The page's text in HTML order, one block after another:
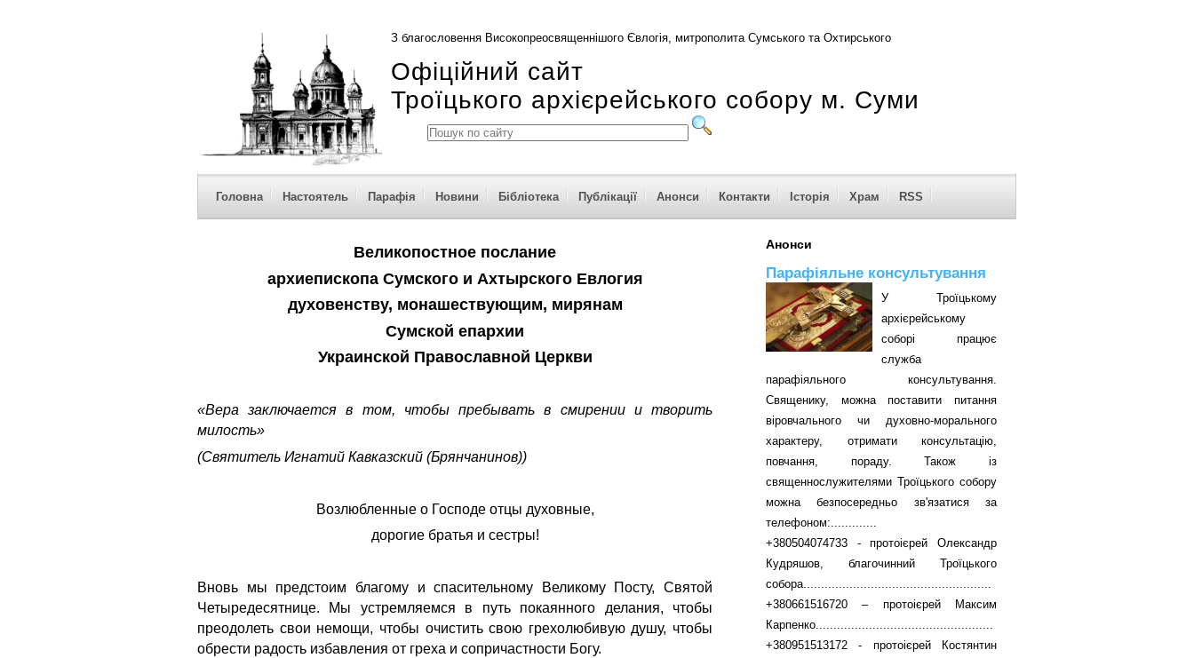
З благословення Високопреосвященнішого Євлогія, митрополита Сумського та Охтирського
Офіційний сайт
Троїцького архієрейського собору м. Суми
Головна Настоятель Парафія Новини Бібліотека Публікації Анонси Контакти Історія Храм RSS
Великопостное послание
архиепископа Сумского и Ахтырского Евлогия
духовенству, монашествующим, мирянам
Сумской епархии
Украинской Православной Церкви
«Вера заключается в том, чтобы пребывать в смирении и творить
милость»
(Святитель Игнатий Кавказский (Брянчанинов))
Возлюбленные о Господе отцы духовные,
дорогие братья и сестры!
Вновь мы предстоим благому и спасительному Великому Посту, Святой
Четыредесятнице. Мы устремляемся в путь покаянного делания, чтобы
преодолеть свои немощи, чтобы очистить свою грехолюбивую душу, чтобы
обрести радость избавления от греха и сопричастности Богу.
Анонси
Парафіяльне консультування
У Троїцькому
архієрейському
соборі працює
служба
парафіяльного консультування.
Священику, можна поставити питання
віровчального чи духовно-морального
характеру, отримати консультацію,
повчання, пораду. Також із
священнослужителями Троїцького собору
можна безпосередньо зв'язатися за
телефоном:.............
+380504074733 - протоієрей Олександр
Кудряшов, благочинний Троїцького
собора.....................................................
+380661516720 – протоієрей Максим
Карпенко..................................................
+380951513172 - протоієрей Костянтин